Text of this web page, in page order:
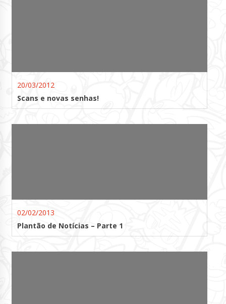
20/03/2012
Scans e novas senhas!
02/02/2013
Plantão de Notícias – Parte 1